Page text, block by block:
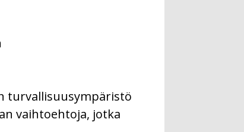
turvallisuusympäristö
vaihtoehtoja, jotka